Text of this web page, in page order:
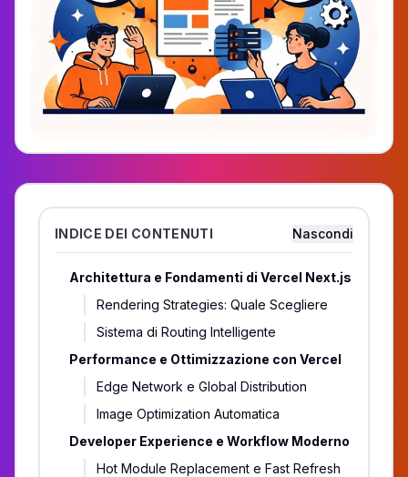
INDICE DEI CONTENUTI Nascondi
Architettura e Fondamenti di Vercel Next.js
Rendering Strategies: Quale Scegliere
Sistema di Routing Intelligente
Performance e Ottimizzazione con Vercel
Edge Network e Global Distribution
Image Optimization Automatica
Developer Experience e Workflow Moderno
Hot Module Replacement e Fast Refresh